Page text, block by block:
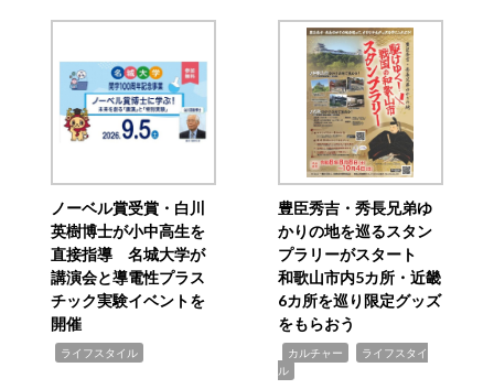
ノーベル賞受賞・白川
英樹博士が小中高生を
直接指導 名城大学が
講演会と導電性プラス
チック実験イベントを
開催
ライフスタイル
豊臣秀吉・秀長兄弟ゆ
かりの地を巡るスタン
プラリーがスタート
和歌山市内5カ所・近畿
6カ所を巡り限定グッズ
をもらおう
カルチャー
ライフスタイ
ル